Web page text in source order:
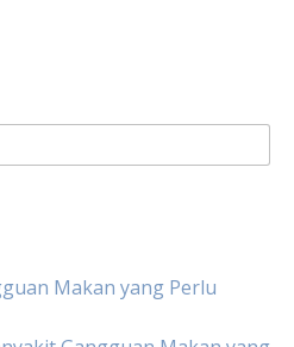
Makan yang Perlu